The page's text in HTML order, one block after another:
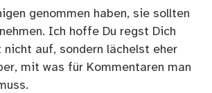
genommen haben, sie sollten
Ich hoffe Du regst Dich
nicht auf, sondern lächelst eher
mit was für Kommentaren man